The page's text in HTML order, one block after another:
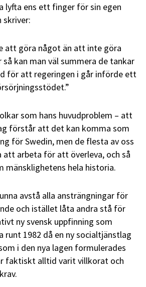
lyfta ens ett finger för sin egen
skriver:
att göra något än att inte göra
kan man väl summera de tankar
för att regeringen i går införde ett
som hans huvudproblem – att
förstår att det kan komma som
för Swedin, men de flesta av oss
arbeta för att överleva, och så
mänsklighetens hela historia.
avstå alla ansträngningar för
och istället låta andra stå för
ny svensk uppfinning som
runt 1982 då en ny socialtjänstlag
i den nya lagen formulerades
faktiskt alltid varit villkorat och